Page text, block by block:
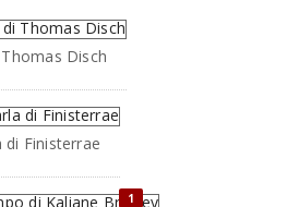
Disch
di Finisterrae
1